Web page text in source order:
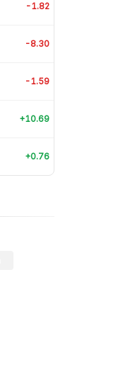
-1.82
-8.30
-1.59
+10.69
+0.76